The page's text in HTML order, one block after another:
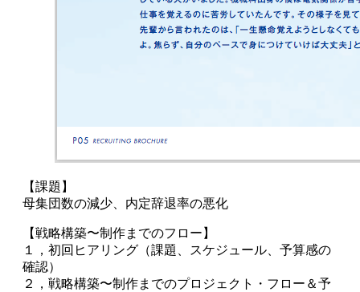
【課題】
母集団数の減少、内定辞退率の悪化
【戦略構築〜制作までのフロー】
１，初回ヒアリング（課題、スケジュール、予算感の
確認）
２，戦略構築〜制作までのプロジェクト・フロー＆予